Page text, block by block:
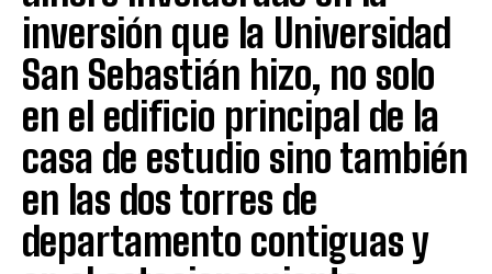
inversión que la Universidad
San Sebastián hizo, no solo
en el edificio principal de la
casa de estudio sino también
en las dos torres de
departamento contiguas y